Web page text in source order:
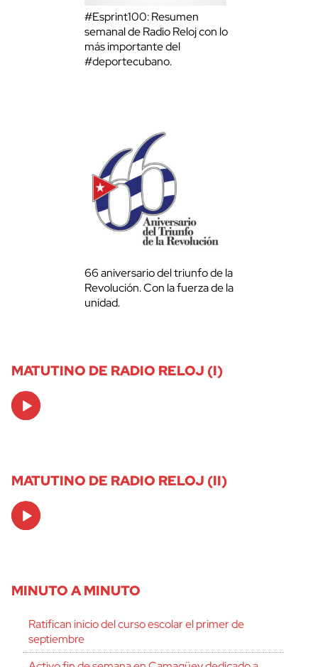
#Esprint100: Resumen
semanal de Radio Reloj con lo
más importante del
#deportecubano.
66 aniversario del triunfo de la
Revolución. Con la fuerza de la
unidad.
MATUTINO DE RADIO RELOJ (I)
Audio
Player
MATUTINO DE RADIO RELOJ (II)
Audio
Player
MINUTO A MINUTO
Ratifican inicio del curso escolar el primer de
septiembre